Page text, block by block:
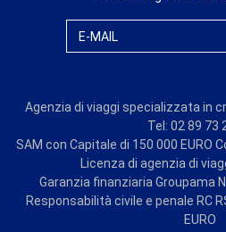
E-MAIL
Agenzia di viaggi specializzata in
Tel: 02 89 73
SAM con Capitale di 150 000 EURO
Licenza di agenzia di
Garanzia finanziaria Groupama
Responsabilità civile e penale RC
EURO